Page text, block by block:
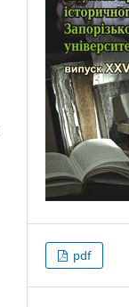
pdf